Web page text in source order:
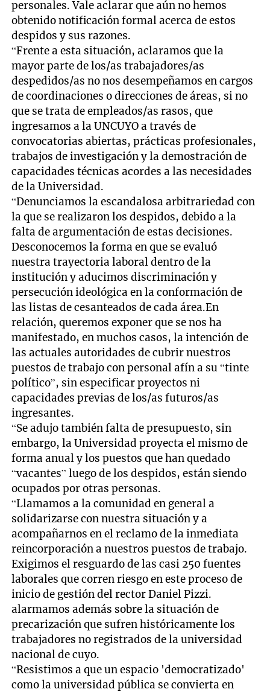
personales. Vale aclarar que aún no hemos
obtenido notificación formal acerca de estos
despidos y sus razones.
“Frente a esta situación, aclaramos que la
mayor parte de los/as trabajadores/as
despedidos/as no nos desempeñamos en cargos
de coordinaciones o direcciones de áreas, si no
que se trata de empleados/as rasos, que
ingresamos a la UNCUYO a través de
convocatorias abiertas, prácticas profesionales,
trabajos de investigación y la demostración de
capacidades técnicas acordes a las necesidades
de la Universidad.
“Denunciamos la escandalosa arbitrariedad con
la que se realizaron los despidos, debido a la
falta de argumentación de estas decisiones.
Desconocemos la forma en que se evaluó
nuestra trayectoria laboral dentro de la
institución y aducimos discriminación y
persecución ideológica en la conformación de
las listas de cesanteados de cada área.En
relación, queremos exponer que se nos ha
manifestado, en muchos casos, la intención de
las actuales autoridades de cubrir nuestros
puestos de trabajo con personal afín a su “tinte
político”, sin especificar proyectos ni
capacidades previas de los/as futuros/as
ingresantes.
“Se adujo también falta de presupuesto, sin
embargo, la Universidad proyecta el mismo de
forma anual y los puestos que han quedado
“vacantes” luego de los despidos, están siendo
ocupados por otras personas.
“Llamamos a la comunidad en general a
solidarizarse con nuestra situación y a
acompañarnos en el reclamo de la inmediata
reincorporación a nuestros puestos de trabajo.
Exigimos el resguardo de las casi 250 fuentes
laborales que corren riesgo en este proceso de
inicio de gestión del rector Daniel Pizzi.
alarmamos además sobre la situación de
precarización que sufren históricamente los
trabajadores no registrados de la universidad
nacional de cuyo.
“Resistimos a que un espacio 'democratizado'
como la universidad pública se convierta en